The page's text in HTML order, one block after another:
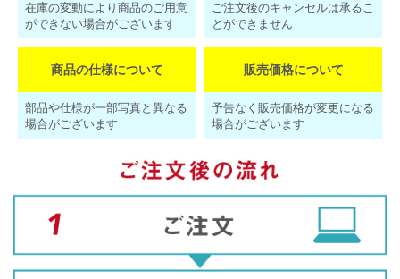
在庫の変動により商品のご用意
ができない場合がございます
ご注文後のキャンセルは承るこ
とができません
商品の仕様について
部品や仕様が一部写真と異なる
場合がございます
販売価格について
予告なく販売価格が変更になる
場合がございます